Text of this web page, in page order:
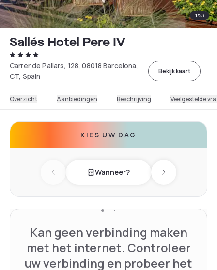
1/23
Sallés Hotel Pere IV
Carrer de Pallars, 128, 08018 Barcelona,
CT, Spain
Bekijk kaart
Overzicht Aanbiedingen Beschrijving Veelgestelde
KIES UW DAG
Previous dayWanneer? Next day
Kan geen verbinding maken
met het internet. Controleer
uw verbinding en probeer het